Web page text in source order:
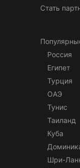
Стать
Россия
Египет
Турция
ОАЭ
Тунис
Таиланд
Куба
Шри-